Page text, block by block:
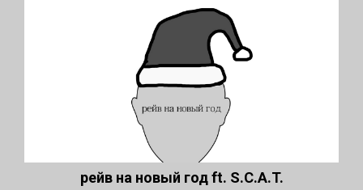
рейв на новый год ft. S.C.A.T.